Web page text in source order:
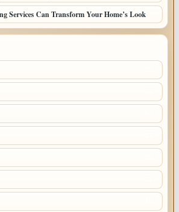
Services Can Transform Your Home’s Look